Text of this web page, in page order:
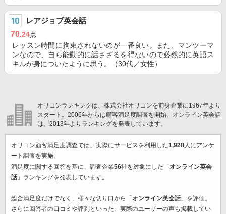
レアジョブ英会話
70.24点
レッスン時間に拘束されないのが一番良い。また、マンツーマ
ンなので、自ら能動的に話さざるを得ないので必然的に英語ス
キルが身についたように思う。（30代／女性）
オリコンランキングは、株式会社オリコンを前身企業に1967年より
スタート。2006年からは顧客満足度調査を開始。オンライン英会話
は、2013年よりランキングを発表しています。
オリコン顧客満足度調査では、実際にサービスを利用した1,928人にアンケ
ート調査を実施。
満足度に関する回答を基に、調査企業56社を対象にした「 オンライン英会
話」ランキングを発表しています。
総合満足度だけでなく、様々な切り口から「 オンライン英会話」を評価。
さらに回答者の口コミや評判といった、実際のユーザーの声も掲載してい